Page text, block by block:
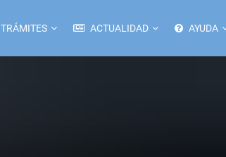
TRÁMITES ACTUALIDAD AYUDA